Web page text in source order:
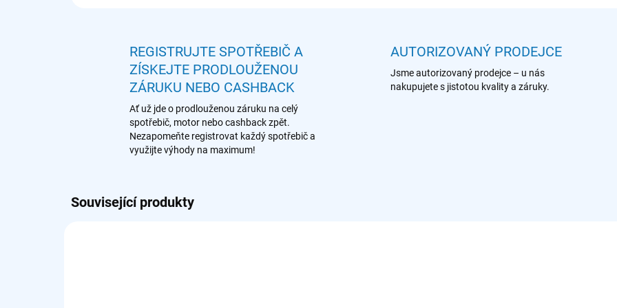
REGISTRUJTE SPOTŘEBIČ A
ZÍSKEJTE PRODLOUŽENOU
ZÁRUKU NEBO CASHBACK
Ať už jde o prodlouženou záruku na celý
spotřebič, motor nebo cashback zpět.
Nezapomeňte registrovat každý spotřebič a
využijte výhody na maximum!
AUTORIZOVANÝ PRODEJCE
Jsme autorizovaný prodejce – u nás
nakupujete s jistotou kvality a záruky.
Související produkty